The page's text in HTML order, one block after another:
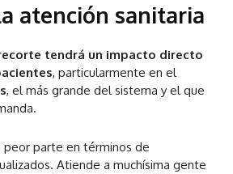
atención sanitaria
tendrá un impacto directo
, particularmente en el
, el más grande del sistema y el que
peor parte en términos de
Atiende a muchísima gente